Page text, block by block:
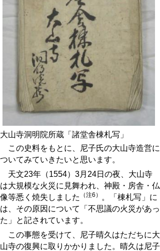
大山寺洞明院所蔵「諸堂舎棟札写」
この史料をもとに、尼子氏の大山寺造営に
ついてみていきたいと思います。
天文23年（1554）3月24日の夜、大山寺
は大規模な火災に見舞われ、神殿・房舎・仏
像等悉く焼失しました
（注6）
。「棟札写」に
は、その原因について「不思議の火災があっ
た」と記されています。
この事態を受けて、尼子晴久はただちに大
山寺の復興に取りかかりました。晴久は尼子